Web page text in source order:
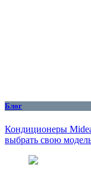
Блог
Кондиционеры
выбрать свою